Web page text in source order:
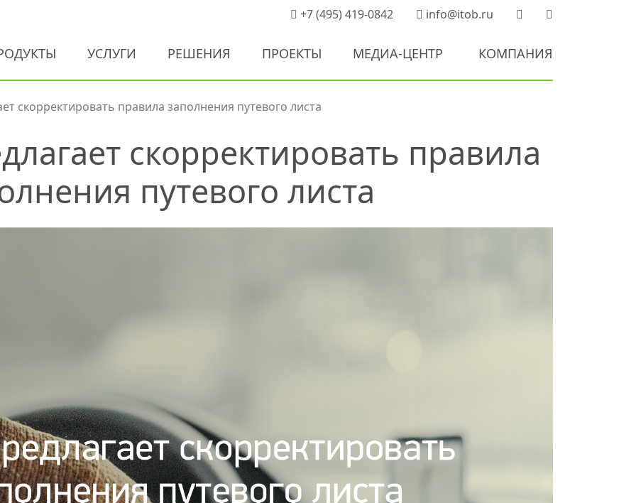
+7 (495) 419-0842 info@itob.ru
УСЛУГИ РЕШЕНИЯ ПРОЕКТЫ МЕДИА-ЦЕНТР КОМПАНИЯ
скорректировать правила заполнения путевого листа
скорректировать правила
путевого листа